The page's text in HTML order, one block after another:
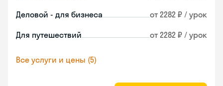
Деловой - для бизнеса от 2282 ₽ / урок
Для путешествий от 2282 ₽ / урок
Все услуги и цены (5)